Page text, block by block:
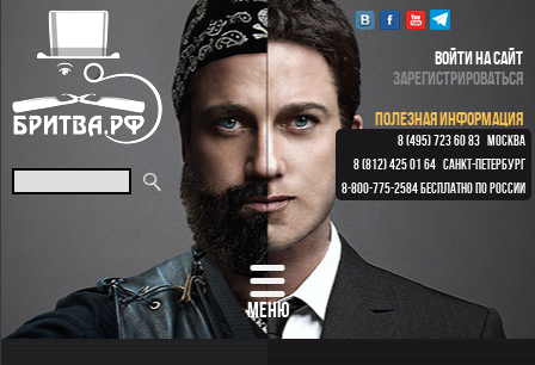
МЕНЮ
ВОЙТИ НА САЙТ
ЗАРЕГИСТРИРОВАТЬСЯ
ПОЛЕЗНАЯ ИНФОРМАЦИЯ
8 (495) 723 60 83 МОСКВА
8 (812) 425 01 64 САНКТ-ПЕТЕРБУРГ
8-800-775-2584 БЕСПЛАТНО ПО РОССИИ